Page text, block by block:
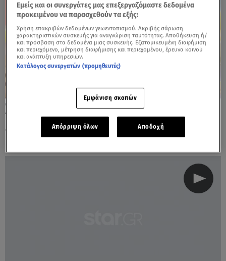
Τέτοια λαχταριστή τάρτα λεμόνι δεν έχετε
ξαναφάει
Εμείς και οι συνεργάτες μας επεξεργαζόμαστε δεδομένα
προκειμένου να παρασχεθούν τα εξής:
Χρήση επακριβών δεδομένων γεωεντοπισμού. Ακριβής σάρωση
χαρακτηριστικών συσκευής για αναγνώριση ταυτότητας. Αποθήκευση ή/
και πρόσβαση στα δεδομένα μιας συσκευής. Εξατομικευμένη διαφήμιση
και περιεχόμενο, μέτρηση διαφήμισης και περιεχομένου, έρευνα κοινού
και ανάπτυξη υπηρεσιών.
Κατάλογος συνεργατών (προμηθευτές)
Εμφάνιση σκοπών
Απόρριψη όλων Αποδοχή